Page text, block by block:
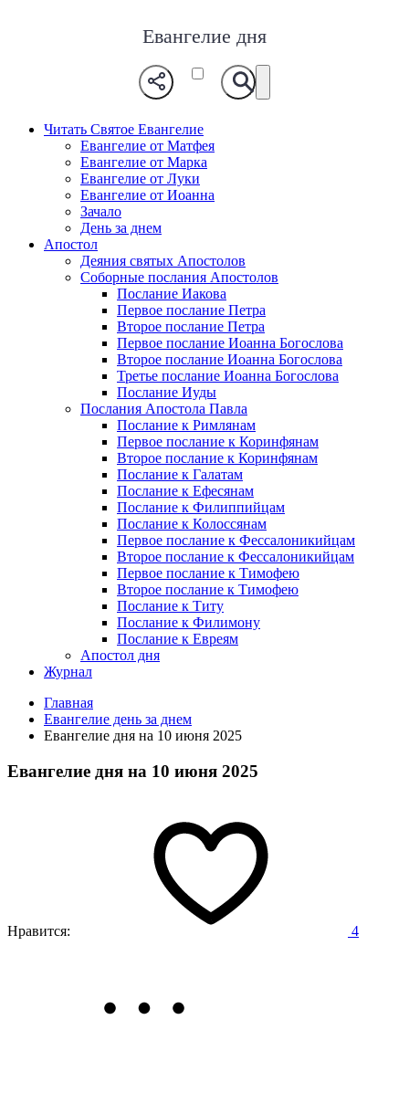
Евангелие дня
Читать Святое Евангелие
Евангелие от Матфея
Евангелие от Марка
Евангелие от Луки
Евангелие от Иоанна
Зачало
День за днем
Апостол
Деяния святых Апостолов
Соборные послания Апостолов
Послание Иакова
Первое послание Петра
Второе послание Петра
Первое послание Иоанна Богослова
Второе послание Иоанна Богослова
Третье послание Иоанна Богослова
Послание Иуды
Послания Апостола Павла
Послание к Римлянам
Первое послание к Коринфянам
Второе послание к Коринфянам
Послание к Галатам
Послание к Ефесянам
Послание к Филиппийцам
Послание к Колоссянам
Первое послание к Фессалоникийцам
Второе послание к Фессалоникийцам
Первое послание к Тимофею
Второе послание к Тимофею
Послание к Титу
Послание к Филимону
Послание к Евреям
Апостол дня
Журнал
Главная
Евангелие день за днем
Евангелие дня на 10 июня 2025
Евангелие дня на 10 июня 2025
Нравится: 4